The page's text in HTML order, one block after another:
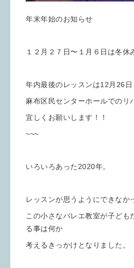
年末年始のお知らせ
１２月２７日〜１月６日は冬休
年内最後のレッスンは12月26
麻布区民センターホールでのリ
宜しくお願いします！！
~~~
いろいろあった2020年。
レッスンが思うようにできなか
この小さなバレエ教室が子ども
る事は何か
考えるきっかけとなりました。